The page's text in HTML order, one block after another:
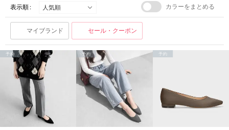
表示順 : カラーをまとめる
マイブランド セール・クーポン
予約 予約 予約